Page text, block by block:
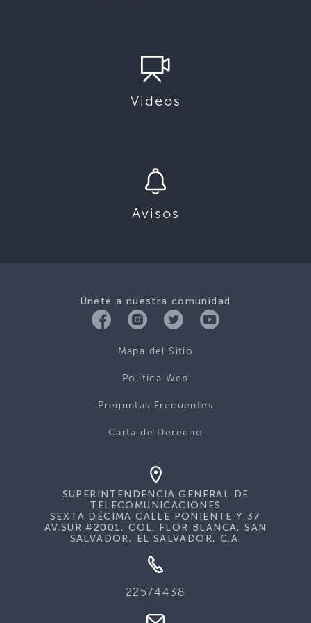
Videos
Avisos
Únete a nuestra comunidad
Mapa del Sitio
Politica Web
Preguntas Frecuentes
Carta de Derecho
SUPERINTENDENCIA GENERAL DE
TELECOMUNICACIONES
SEXTA DÉCIMA CALLE PONIENTE Y 37
AV.SUR #2001, COL. FLOR BLANCA, SAN
SALVADOR, EL SALVADOR, C.A.
22574438